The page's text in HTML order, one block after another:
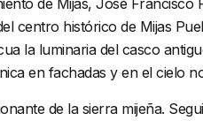
de Mijas, José
centro histórico de Mijas
la luminaria del casco
en fachadas y en el cielo
de la sierra mijeña.